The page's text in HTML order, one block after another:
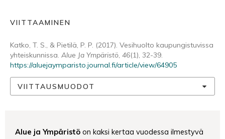
VIITTAAMINEN
Katko, T. S., & Pietilä, P. P. (2017). Vesihuolto kaupungistuvissa
yhteiskunnissa. Alue Ja Ympäristö, 46(1), 32-39.
https://aluejaymparisto.journal.fi/article/view/64905
VIITTAUSMUODOT
Alue ja Ympäristö on kaksi kertaa vuodessa ilmestyvä